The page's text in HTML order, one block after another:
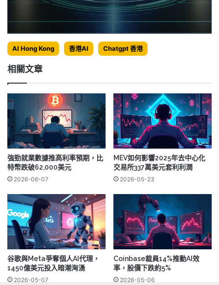
AI Hong Kong 香港AI Chatgpt 香港
相關文章
強勁就業數據推高利率預期，比
特幣跌破62,000美元
2026-06-07
MEV如何影響2025年去中心化
交易所337萬美元套利利潤
2026-05-23
谷歌與Meta爭奪個人AI代理，
1450億美元投入暗潮洶湧
2026-05-07
Coinbase裁員14%推動AI效
率，股價下跌約5%
2026-05-06